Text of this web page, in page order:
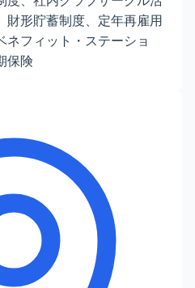
財形貯蓄制度、定年再雇用
ネフィット・ステーショ
保険